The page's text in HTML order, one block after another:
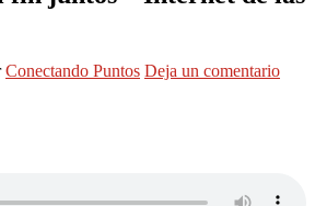
Conectando Puntos Deja un comentario